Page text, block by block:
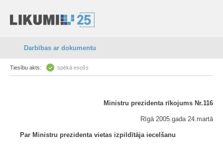
Darbības ar dokumentu
Tiesību akts: spēkā esošs
Ministru prezidenta rīkojums Nr.116
Rīgā 2005.gada 24.martā
Par Ministru prezidenta vietas izpildītāja iecelšanu